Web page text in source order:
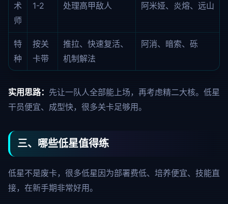
术
师
1-2 处理高甲敌人 阿米娅、炎熔、远山
特
种
按关
卡带
推拉、快速复活、
机制解法
阿消、暗索、砾
实用思路： 先让一队人全部能上场，再考虑精二大核。低星
干员便宜、成型快，很多关卡足够用。
三、哪些低星值得练
低星不是废卡，很多低星因为部署费低、培养便宜、技能直
接，在新手期非常好用。